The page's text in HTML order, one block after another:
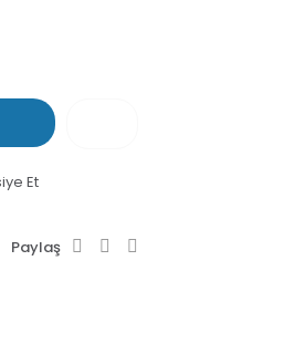
Et
Paylaş